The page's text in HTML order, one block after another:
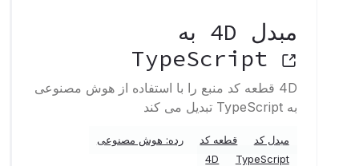
مبدل 4D به
TypeScript
4D قطعه کد منبع را با استفاده از هوش مصنوعی
به TypeScript تبدیل می کند
مبدل کد قطعه کد
رده: هوش مصنوعی
TypeScript
4D